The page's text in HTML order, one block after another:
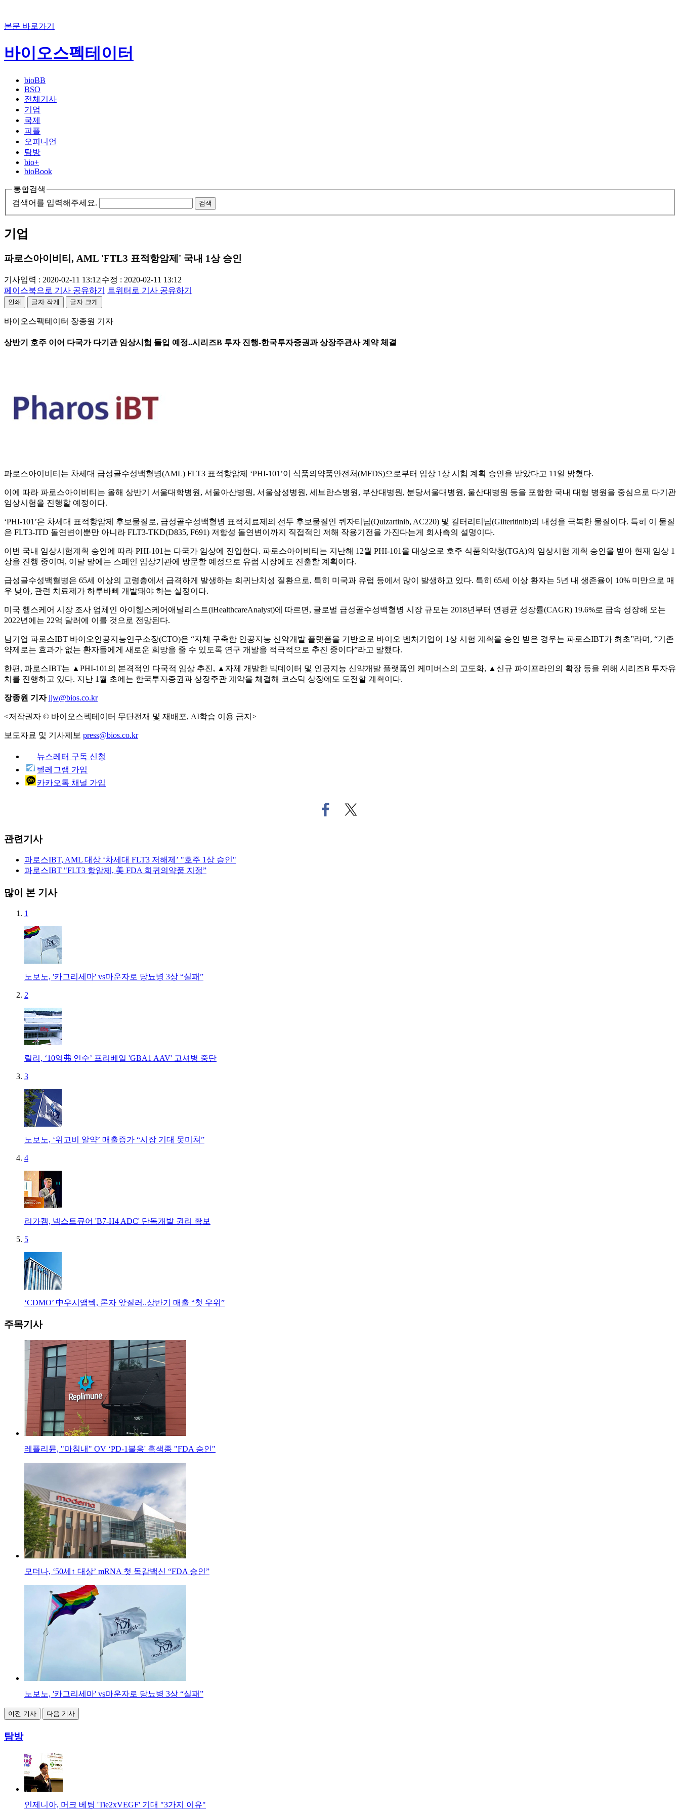
본문 바로가기
바이오스펙테이터
bioBB
BSO
전체기사
기업
국제
피플
오피니언
탐방
bio+
bioBook
통합검색
검색어를 입력해주세요.
검색
기업
파로스아이비티, AML 'FTL3 표적항암제' 국내 1상 승인
기사입력 : 2020-02-11 13:12|수정 : 2020-02-11 13:12
페이스북으로 기사 공유하기
트위터로 기사 공유하기
인쇄 글자 작게 글자 크게
바이오스펙테이터 장종원 기자
상반기 호주 이어 다국가 다기관 임상시험 돌입 예정..시리즈B 투자 진행-한국투자증권과 상장주관사 계약 체결
파로스아이비티는 차세대 급성골수성백혈병(AML) FLT3 표적항암제 ‘PHI-101’이 식품의약품안전처(MFDS)으로부터 임상 1상 시험 계획 승인을 받았다고 11일 밝혔다.
이에 따라 파로스아이비티는 올해 상반기 서울대학병원, 서울아산병원, 서울삼성병원, 세브란스병원, 부산대병원, 분당서울대병원, 울산대병원 등을 포함한 국내 대형 병원을 중심으로 다기관
임상시험을 진행할 예정이다.
‘PHI-101’은 차세대 표적항암제 후보물질로, 급성골수성백혈병 표적치료제의 선두 후보물질인 퀴자티닙(Quizartinib, AC220) 및 길터리티닙(Gilteritinib)의 내성을 극복한 물질이다. 특히 이 물질
은 FLT3-ITD 돌연변이뿐만 아니라 FLT3-TKD(D835, F691) 저항성 돌연변이까지 직접적인 저해 작용기전을 가진다는게 회사측의 설명이다.
이번 국내 임상시험계획 승인에 따라 PHI-101는 다국가 임상에 진입한다. 파로스아이비티는 지난해 12월 PHI-101을 대상으로 호주 식품의약청(TGA)의 임상시험 계획 승인을 받아 현재 임상 1
상을 진행 중이며, 이달 말에는 스페인 임상기관에 방문할 예정으로 유럽 시장에도 진출할 계획이다.
급성골수성백혈병은 65세 이상의 고령층에서 급격하게 발생하는 희귀난치성 질환으로, 특히 미국과 유럽 등에서 많이 발생하고 있다. 특히 65세 이상 환자는 5년 내 생존율이 10% 미만으로 매
우 낮아, 관련 치료제가 하루바삐 개발돼야 하는 실정이다.
미국 헬스케어 시장 조사 업체인 아이헬스케어애널리스트(iHealthcareAnalyst)에 따르면, 글로벌 급성골수성백혈병 시장 규모는 2018년부터 연평균 성장률(CAGR) 19.6%로 급속 성장해 오는
2022년에는 22억 달러에 이를 것으로 전망된다.
남기엽 파로스IBT 바이오인공지능연구소장(CTO)은 “자체 구축한 인공지능 신약개발 플랫폼을 기반으로 바이오 벤처기업이 1상 시험 계획을 승인 받은 경우는 파로스IBT가 최초”라며, “기존
약제로는 효과가 없는 환자들에게 새로운 희망을 줄 수 있도록 연구 개발을 적극적으로 추진 중이다”라고 말했다.
한편, 파로스IBT는 ▲PHI-101의 본격적인 다국적 임상 추진, ▲자체 개발한 빅데이터 및 인공지능 신약개발 플랫폼인 케미버스의 고도화, ▲신규 파이프라인의 확장 등을 위해 시리즈B 투자유
치를 진행하고 있다. 지난 1월 초에는 한국투자증권과 상장주관 계약을 체결해 코스닥 상장에도 도전할 계획이다.
장종원 기자 jjw@bios.co.kr
<저작권자 © 바이오스펙테이터 무단전재 및 재배포, AI학습 이용 금지>
보도자료 및 기사제보 press@bios.co.kr
뉴스레터 구독 신청
텔레그램 가입
카카오톡 채널 가입
페
이
트
위
관련기사
파로스IBT, AML 대상 ‘차세대 FLT3 저해제’ "호주 1상 승인"
파로스IBT "FLT3 항암제, 美 FDA 희귀의약품 지정”
많이 본 기사
1
노보노, '카그리세마' vs마운자로 당뇨병 3상 “실패”
2
릴리, ‘10억弗 인수’ 프리베일 'GBA1 AAV' 고셔병 중단
3
노보노, ‘위고비 알약’ 매출증가 “시장 기대 못미쳐”
4
리가켐, 넥스트큐어 'B7-H4 ADC' 단독개발 권리 확보
5
‘CDMO’ 中우시앱텍, 론자 앞질러..상반기 매출 “첫 우위”
주목기사
레플리뮨, "마침내" OV ‘PD-1불응' 흑색종 "FDA 승인"
모더나, ‘50세↑ 대상’ mRNA 첫 독감백신 “FDA 승인”
노보노, '카그리세마' vs마운자로 당뇨병 3상 “실패”
이전 기사 다음 기사
탐방
인제니아, 머크 베팅 'Tie2xVEGF' 기대 "3가지 이유"